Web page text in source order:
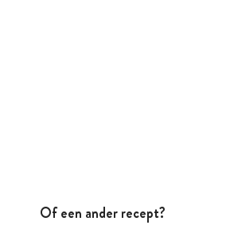
Of een ander recept?